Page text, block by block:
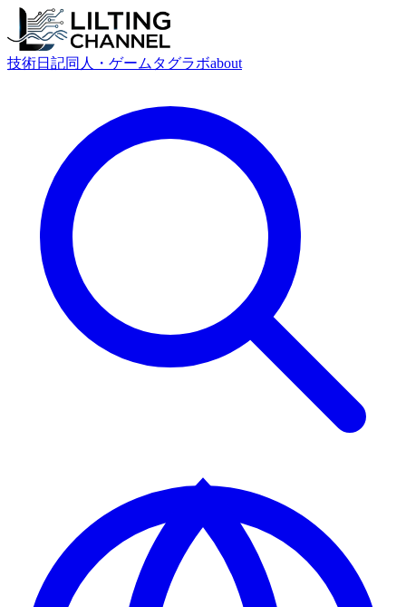
技術日記同人・ゲーム タグラボabout